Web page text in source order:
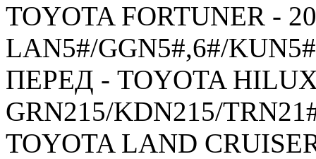
TOYOTA FORTUNER -
LAN5#/GGN5#,6#/
ПЕРЕД - TOYOTA
GRN215/KDN215/
TOYOTA LAND